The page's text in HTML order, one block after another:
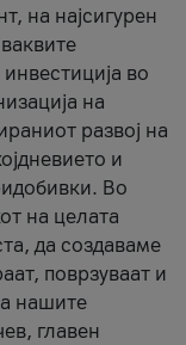
на најсигурен
во
на
развој на
и
Во
на целата
да создаваме
поврзуваат и
нашите
главен